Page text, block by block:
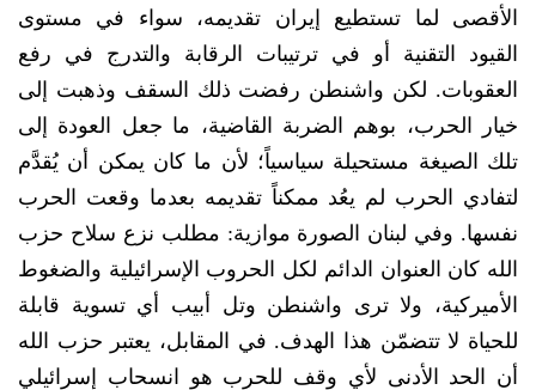
الأقصى لما تستطيع إيران تقديمه، سواء في مستوى
القيود التقنية أو في ترتيبات الرقابة والتدرج في رفع
العقوبات. لكن واشنطن رفضت ذلك السقف وذهبت إلى
خيار الحرب، بوهم الضربة القاضية، ما جعل العودة إلى
تلك الصيغة مستحيلة سياسياً؛ لأن ما كان يمكن أن يُقدَّم
لتفادي الحرب لم يعُد ممكناً تقديمه بعدما وقعت الحرب
نفسها. وفي لبنان الصورة موازية: مطلب نزع سلاح حزب
الله كان العنوان الدائم لكل الحروب الإسرائيلية والضغوط
الأميركية، ولا ترى واشنطن وتل أبيب أي تسوية قابلة
للحياة لا تتضمّن هذا الهدف. في المقابل، يعتبر حزب الله
أن الحد الأدنى لأي وقف للحرب هو انسحاب إسرائيلي